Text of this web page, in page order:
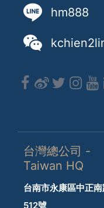
hm888
台灣總公司 -
Taiwan HQ
台南市永康區中正
512號